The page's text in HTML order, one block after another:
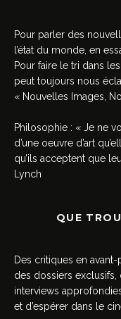
Pour parler des
l’état du monde, en
Pour faire le tri dans
peut toujours nous
« Nouvelles Images,
Philosophie : « Je ne
d’une oeuvre d’art
qu’ils acceptent que
Lynch
QUE
Des critiques en
des dossiers
interviews
et d’espérer dans le